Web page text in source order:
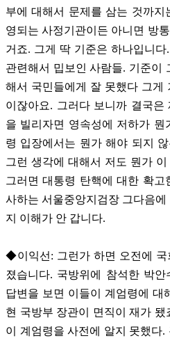
부에 대해서 문제를 삼는 것까
영되는 사정기관이든 아니면 방
거죠. 그게 딱 기준은 하나입니
관련해서 밉보인 사람들. 기준이
해서 국민들에게 잘 못했다 그게
이잖아요. 그러다 보니까 결국
을 빌리자면 영속성에 저하가
령 입장에서는 뭔가 해야 되지
그런 생각에 대해서 저도 뭔가
그러면 대통령 탄핵에 대한 확
사하는 서울중앙지검장 그다음
지 이해가 안 갑니다.
◆이익선: 그런가 하면 오전에 국
졌습니다. 국방위에 참석한 박
답변을 보면 이들이 계엄령에 대
현 국방부 장관이 면직이 재가
이 계엄령을 사전에 알지 못했다